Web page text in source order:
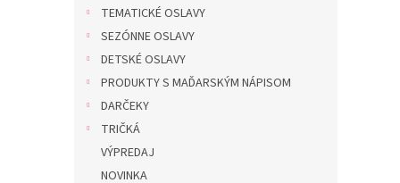
TEMATICKÉ OSLAVY
SEZÓNNE OSLAVY
DETSKÉ OSLAVY
PRODUKTY S MAĎARSKÝM NÁPISOM
DARČEKY
TRIČKÁ
VÝPREDAJ
NOVINKA